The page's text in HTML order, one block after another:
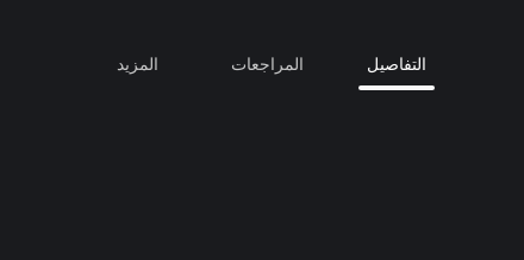
التفاصيل المراجعات المزيد